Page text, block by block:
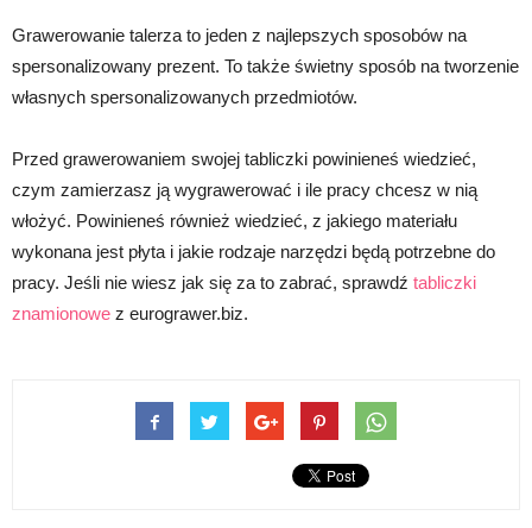
Grawerowanie talerza to jeden z najlepszych sposobów na
spersonalizowany prezent. To także świetny sposób na tworzenie
własnych spersonalizowanych przedmiotów.
Przed grawerowaniem swojej tabliczki powinieneś wiedzieć,
czym zamierzasz ją wygrawerować i ile pracy chcesz w nią
włożyć. Powinieneś również wiedzieć, z jakiego materiału
wykonana jest płyta i jakie rodzaje narzędzi będą potrzebne do
pracy. Jeśli nie wiesz jak się za to zabrać, sprawdź tabliczki
znamionowe z eurograwer.biz.